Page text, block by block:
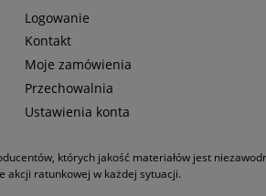
Logowanie
Kontakt
Moje zamówienia
Przechowalnia
Ustawienia konta
których jakość materiałów jest
akcji ratunkowej w każdej sytuacji.